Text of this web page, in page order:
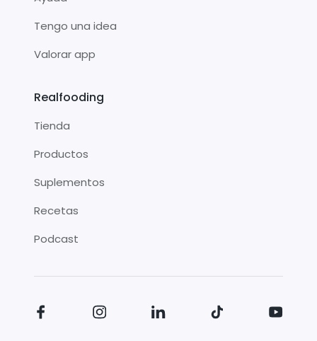
Tengo una idea
Valorar app
Realfooding
Tienda
Productos
Suplementos
Recetas
Podcast